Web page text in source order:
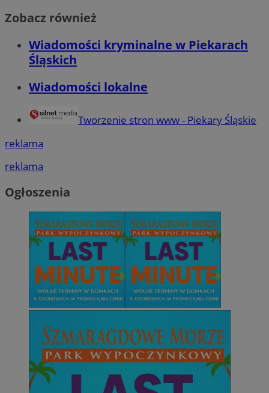
Zobacz również
Wiadomości kryminalne w Piekarach
Śląskich
Wiadomości lokalne
Tworzenie stron www - Piekary Śląskie
reklama
reklama
Ogłoszenia